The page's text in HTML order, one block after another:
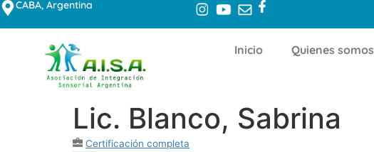
CABA, Argentina
Inicio Quienes somos
Lic. Blanco, Sabrina
Certificación completa